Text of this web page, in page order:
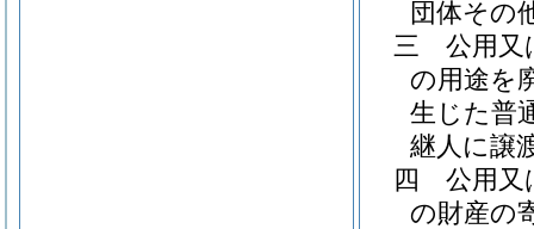
団体その
三
公用又
の用途を
生じた普
継人に譲
四
公用又
の財産の